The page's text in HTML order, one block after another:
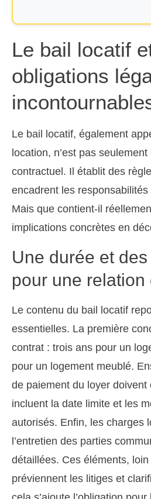
Le bail locatif
obligations
Le bail locatif, également
location, n’est pas
contractuel. Il établit des
encadrent les
Mais que contient-il
implications concrètes en
Une durée et
pour une relation
Le contenu du bail locatif
essentielles. La première
contrat : trois ans pour un
pour un logement meublé.
de paiement du loyer
incluent la date limite et les
autorisés. Enfin, les charges
l’entretien des parties
détaillées. Ces éléments, loin
préviennent les litiges et